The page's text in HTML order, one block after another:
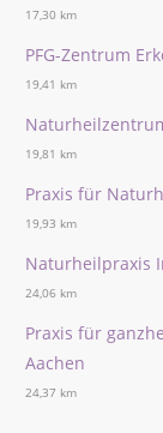
17,30 km
PFG-Zentrum
19,41 km
19,81 km
Praxis für
19,93 km
Naturheilpraxis
24,06 km
Praxis für
Aachen
24,37 km